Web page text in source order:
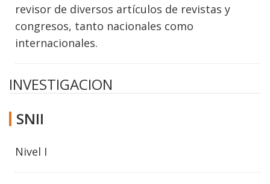
revisor de diversos artículos de revistas y
congresos, tanto nacionales como
internacionales.
INVESTIGACION
SNII
Nivel I